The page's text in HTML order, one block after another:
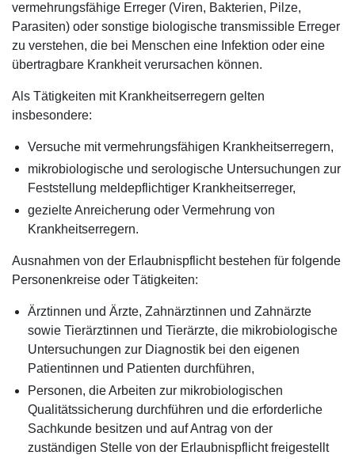
vermehrungsfähige Erreger (Viren, Bakterien, Pilze,
Parasiten) oder sonstige biologische transmissible Erreger
zu verstehen, die bei Menschen eine Infektion oder eine
übertragbare Krankheit verursachen können.
Als Tätigkeiten mit Krankheitserregern gelten
insbesondere:
Versuche mit vermehrungsfähigen Krankheitserregern,
mikrobiologische und serologische Untersuchungen zur
Feststellung meldepflichtiger Krankheitserreger,
gezielte Anreicherung oder Vermehrung von
Krankheitserregern.
Ausnahmen von der Erlaubnispflicht bestehen für folgende
Personenkreise oder Tätigkeiten:
Ärztinnen und Ärzte, Zahnärztinnen und Zahnärzte
sowie Tierärztinnen und Tierärzte, die mikrobiologische
Untersuchungen zur Diagnostik bei den eigenen
Patientinnen und Patienten durchführen,
Personen, die Arbeiten zur mikrobiologischen
Qualitätssicherung durchführen und die erforderliche
Sachkunde besitzen und auf Antrag von der
zuständigen Stelle von der Erlaubnispflicht freigestellt